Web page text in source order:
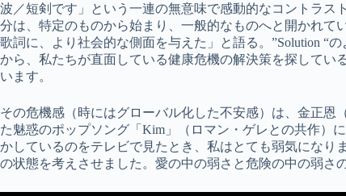
波／短剣です」という一連の無意味で感動的なコントラ
分は、特定のものから始まり、一般的なものへと開かれて
歌詞に、より社会的な側面を与えた」と語る。”Solution “
から、私たちが直面している健康危機の解決策を探してい
います。
その危機感（時にはグローバル化した不安感）は、金正
た魅惑のポップソング「Kim」（ロマン・ゲレとの共作）
かしているのをテレビで見たとき、私はとても弱気にな
の状態を考えさせました。愛の中の弱さと危険の中の弱さ